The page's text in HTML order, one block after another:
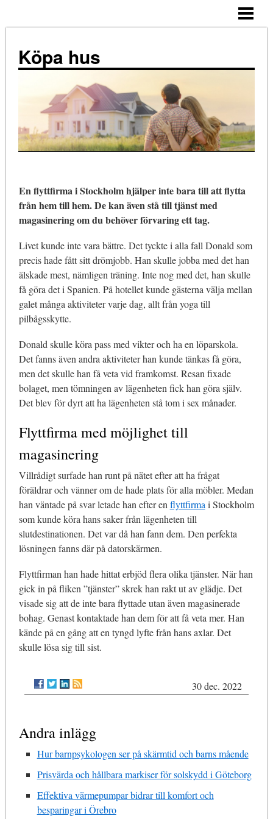
TIPS
NÄR KÖPA?
KOSTNADER
BLOGG
Köpa hus
En flyttfirma i Stockholm hjälper inte bara till att flytta
från hem till hem. De kan även stå till tjänst med
magasinering om du behöver förvaring ett tag.
Livet kunde inte vara bättre. Det tyckte i alla fall Donald som
precis hade fått sitt drömjobb. Han skulle jobba med det han
älskade mest, nämligen träning. Inte nog med det, han skulle
få göra det i Spanien. På hotellet kunde gästerna välja mellan
galet många aktiviteter varje dag, allt från yoga till
pilbågsskytte.
Donald skulle köra pass med vikter och ha en löparskola.
Det fanns även andra aktiviteter han kunde tänkas få göra,
men det skulle han få veta vid framkomst. Resan fixade
bolaget, men tömningen av lägenheten fick han göra själv.
Det blev för dyrt att ha lägenheten stå tom i sex månader.
Flyttfirma med möjlighet till
magasinering
Villrådigt surfade han runt på nätet efter att ha frågat
föräldrar och vänner om de hade plats för alla möbler. Medan
han väntade på svar letade han efter en flyttfirma i Stockholm
som kunde köra hans saker från lägenheten till
slutdestinationen. Det var då han fann dem. Den perfekta
lösningen fanns där på datorskärmen.
Flyttfirman han hade hittat erbjöd flera olika tjänster. När han
gick in på fliken ”tjänster” skrek han rakt ut av glädje. Det
visade sig att de inte bara flyttade utan även magasinerade
bohag. Genast kontaktade han dem för att få veta mer. Han
kände på en gång att en tyngd lyfte från hans axlar. Det
skulle lösa sig till sist.
30 dec. 2022
Andra inlägg
Hur barnpsykologen ser på skärmtid och barns mående
Prisvärda och hållbara markiser för solskydd i Göteborg
Effektiva värmepumpar bidrar till komfort och
besparingar i Örebro